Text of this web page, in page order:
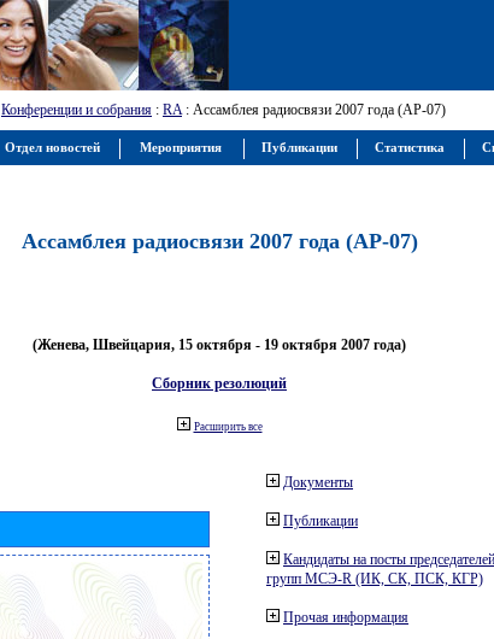
Конференции и собрания : RA: Ассамблея радиосвязи 2007 года (АР-07)
Ассамблея радиосвязи 2007 года (АР-07)
(Женева, Швейцария, 15 октября - 19 октября 2007 года)
Сборник резолюций
Расширить все
Документы
Публикации
Кандидаты на посты
групп МСЭ-R (ИК, СК, ПСК, КГР)
Прочая информация
Отдел новостей Мероприятия Публикации Статистика